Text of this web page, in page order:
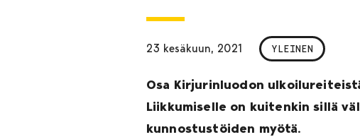
23 kesäkuun, 2021 YLEINEN
Osa Kirjurinluodon
Liikkumiselle on kuitenkin sillä
kunnostustöiden myötä.